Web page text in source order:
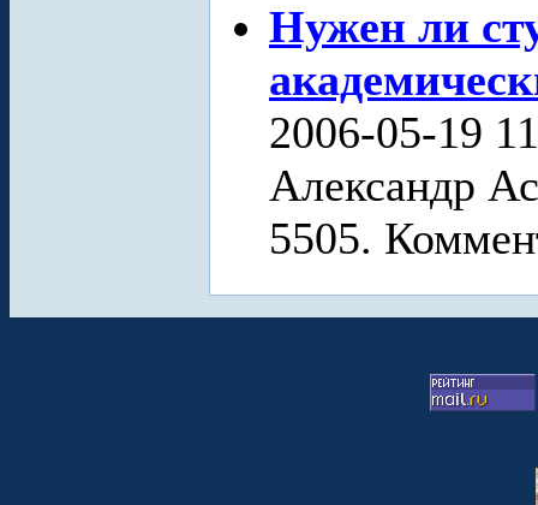
Нужен ли
2006-05-19
Александр
5505.